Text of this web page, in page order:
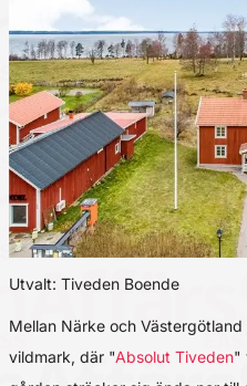
Utvalt: Tiveden Boende
Mellan Närke och
vildmark, där "Absolut Tiveden"